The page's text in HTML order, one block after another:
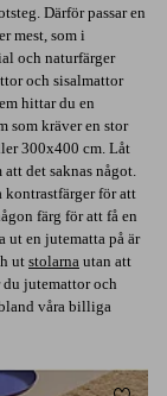
Därför passar en
mest, som i
och naturfärger
och sisalmattor
hittar du en
som kräver en stor
300x400 cm. Låt
det saknas något.
kontrastfärger för att
färg för att få en
ut en jutematta på är
utstolarna utan att
jutemattor och
våra billiga